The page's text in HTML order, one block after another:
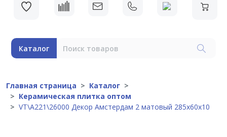
Каталог
Главная страница
Каталог
Керамическая плитка оптом
VT\A221\26000 Декор Амстердам 2 матовый 285х60х10